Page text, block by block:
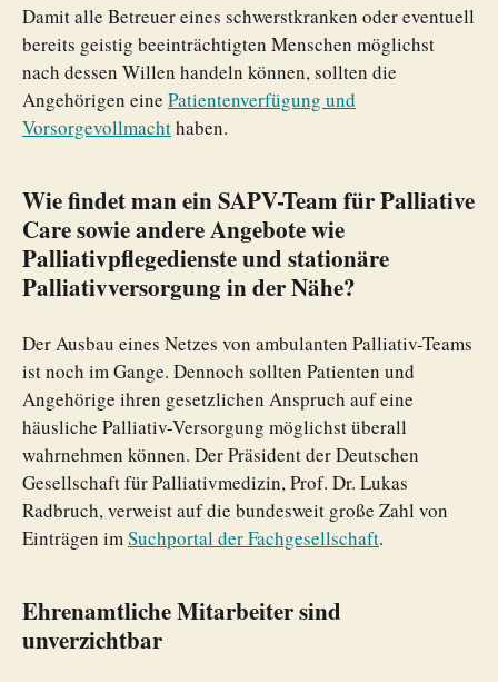
Damit alle Betreuer eines schwerstkranken oder eventuell
bereits geistig beeinträchtigten Menschen möglichst
nach dessen Willen handeln können, sollten die
Angehörigen eine Patientenverfügung und
Vorsorgevollmachthaben.
Wie findet man ein SAPV-Team für Palliative
Care sowie andere Angebote wie
Palliativpflegedienste und stationäre
Palliativversorgung in der Nähe?
Der Ausbau eines Netzes von ambulanten Palliativ-Teams
ist noch im Gange. Dennoch sollten Patienten und
Angehörige ihren gesetzlichen Anspruch auf eine
häusliche Palliativ-Versorgung möglichst überall
wahrnehmen können. Der Präsident der Deutschen
Gesellschaft für Palliativmedizin, Prof. Dr. Lukas
Radbruch, verweist auf die bundesweit große Zahl von
Einträgen imSuchportal der Fachgesellschaft.
Ehrenamtliche Mitarbeiter sind
unverzichtbar